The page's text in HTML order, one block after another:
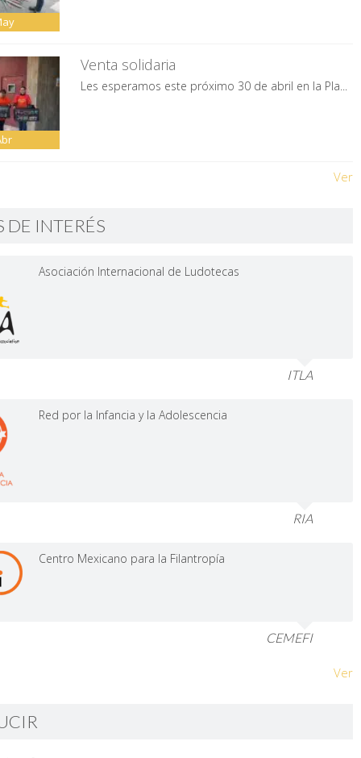
Venta solidaria
Les esperamos este próximo 30 de abril en la Pla...
Ver
DE INTERÉS
Asociación Internacional de Ludotecas
ITLA
Red por la Infancia y la Adolescencia
RIA
Centro Mexicano para la Filantropía
CEMEFI
Ver